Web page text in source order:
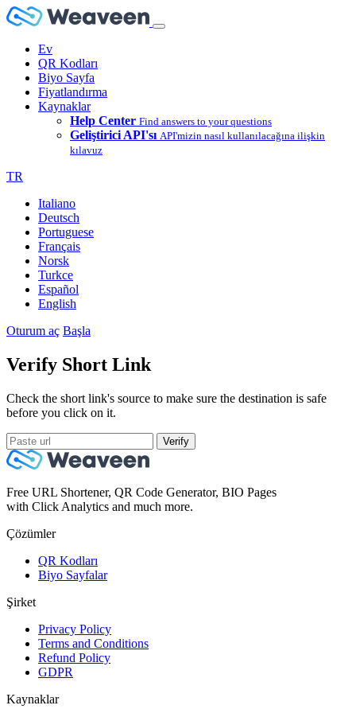
Ev
QR Kodları
Biyo Sayfa
Fiyatlandırma
Kaynaklar
Help Center Find answers to your questions
Geliştirici API'sı API'mizin nasıl kullanılacağına ilişkin
kılavuz
TR
Italiano
Deutsch
Portuguese
Français
Norsk
Turkce
Español
English
Oturum aç Başla
Verify Short Link
Check the short link's source to make sure the destination is safe
before you click on it.
Verify
Free URL Shortener, QR Code Generator, BIO Pages
with Click Analytics and much more.
Çözümler
QR Kodları
Biyo Sayfalar
Şirket
Privacy Policy
Terms and Conditions
Refund Policy
GDPR
Kaynaklar